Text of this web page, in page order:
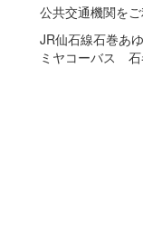
公共交通機関を
JR仙石線石巻あ
ミヤコーバス 石